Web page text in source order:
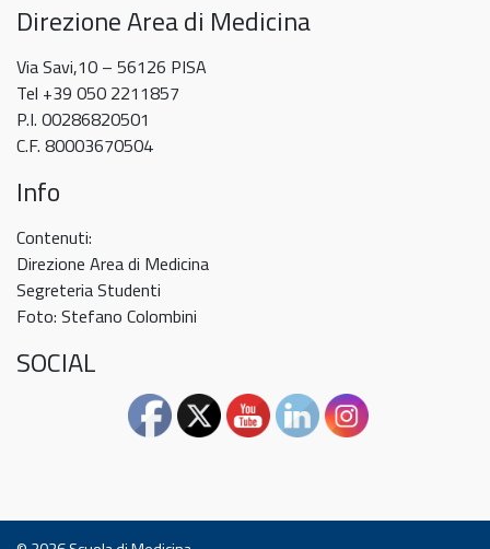
Direzione Area di Medicina
Via Savi,10 – 56126 PISA
Tel +39 050 2211857
P.I. 00286820501
C.F. 80003670504
Info
Contenuti:
Direzione Area di Medicina
Segreteria Studenti
Foto: Stefano Colombini
SOCIAL